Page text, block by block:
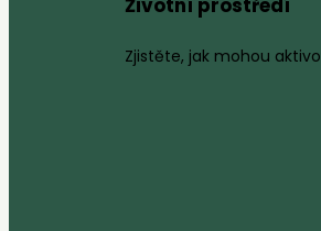
Životní prostředí
Zjistěte, jak mohou